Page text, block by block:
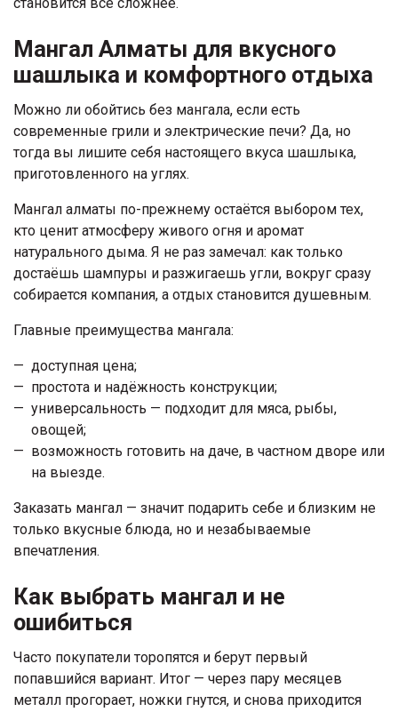
Мангал Алматы для вкусного
шашлыка и комфортного отдыха
Можно ли обойтись без мангала, если есть
современные грили и электрические печи? Да, но
тогда вы лишите себя настоящего вкуса шашлыка,
приготовленного на углях.
Мангал алматы по-прежнему остаётся выбором тех,
кто ценит атмосферу живого огня и аромат
натурального дыма. Я не раз замечал: как только
достаёшь шампуры и разжигаешь угли, вокруг сразу
собирается компания, а отдых становится душевным.
Главные преимущества мангала:
доступная цена;
простота и надёжность конструкции;
универсальность — подходит для мяса, рыбы,
овощей;
возможность готовить на даче, в частном дворе или
на выезде.
Заказать мангал — значит подарить себе и близким не
только вкусные блюда, но и незабываемые
впечатления.
Как выбрать мангал и не
ошибиться
Часто покупатели торопятся и берут первый
попавшийся вариант. Итог — через пару месяцев
металл прогорает, ножки гнутся, и снова приходится